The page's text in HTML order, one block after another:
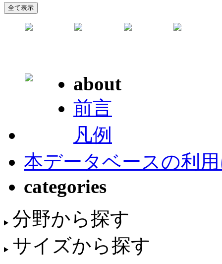
about
前言
凡例
本データベースの利
categories
分野から探す
サイズから探す